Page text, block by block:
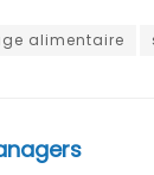
alimentaire